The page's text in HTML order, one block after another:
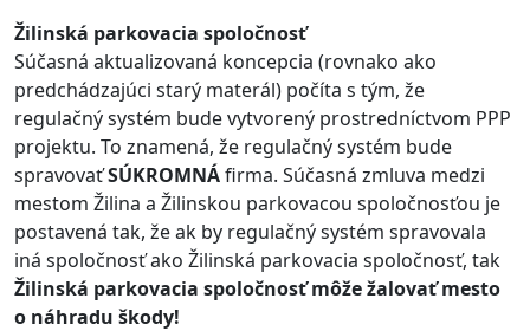
Žilinská parkovacia spoločnosť
Súčasná aktualizovaná koncepcia (rovnako ako
predchádzajúci starý materál) počíta s tým, že
regulačný systém bude vytvorený prostredníctvom PPP
projektu. To znamená, že regulačný systém bude
spravovaťSÚKROMNÁfirma. Súčasná zmluva medzi
mestom Žilina a Žilinskou parkovacou spoločnosťou je
postavená tak, že ak by regulačný systém spravovala
iná spoločnosť ako Žilinská parkovacia spoločnosť, tak
Žilinská parkovacia spoločnosť môže žalovať mesto
o náhradu škody!